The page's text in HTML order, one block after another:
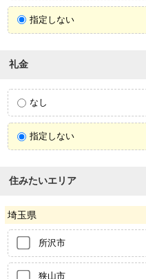
指定しない
礼金
なし
指定しない
住みたいエリア
埼玉県
所沢市
狭山市